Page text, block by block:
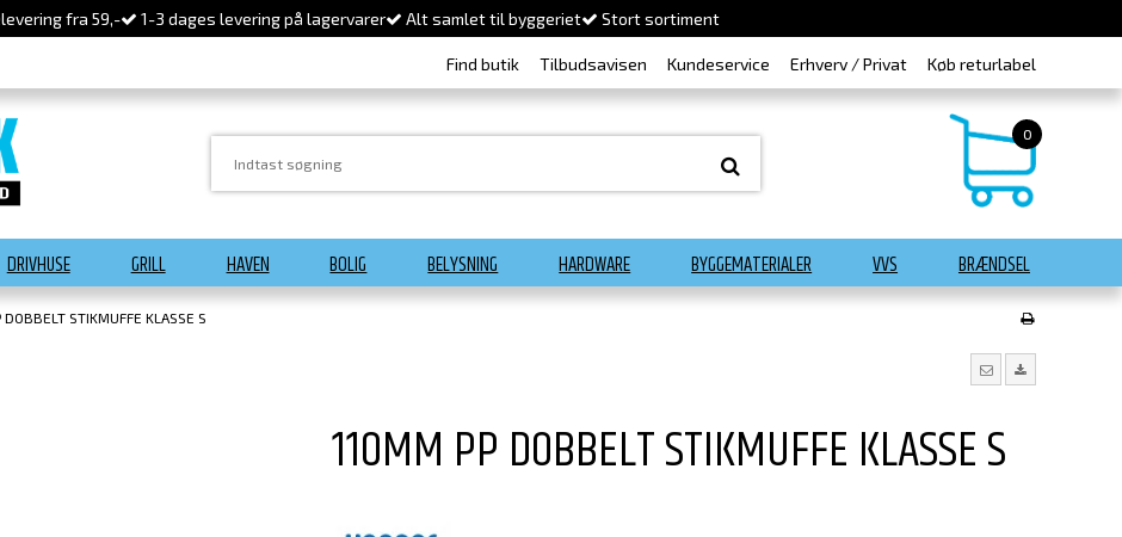
fra 59,- 1-3 dages levering på lagervarer Alt samlet til byggeriet Stort sortiment
Find butik Tilbudsavisen Kundeservice Erhverv / Privat Køb returlabel
0
DRIVHUSE GRILL HAVEN BOLIG BELYSNING HARDWARE BYGGEMATERIALER VVS BRÆNDSEL
DOBBELT STIKMUFFE KLASSE S
110MM PP DOBBELT STIKMUFFE KLASSE S